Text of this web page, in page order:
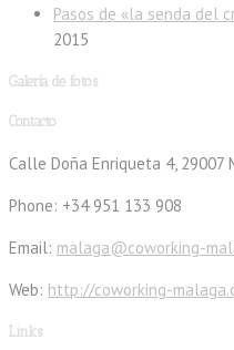
Pasos de «la senda del
2015
Galería de fotos
Contacto
Calle Doña Enriqueta 4, 29007
Phone: +34 951 133 908
Email: malaga@coworking-
Web: http://coworking-
Links